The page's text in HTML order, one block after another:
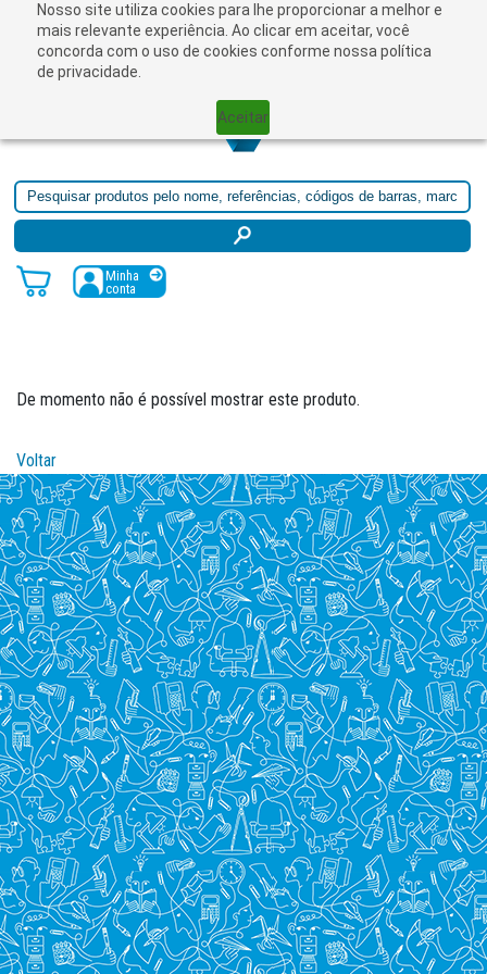
Nosso site utiliza cookies para lhe proporcionar a melhor e
mais relevante experiência. Ao clicar em aceitar, você
concorda com o uso de cookies conforme nossa política
de privacidade.
Aceitar
Minha
conta
De momento não é possível mostrar este produto.
Voltar